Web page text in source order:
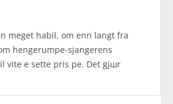
meget habil, om enn langt fra
hengerumpe-sjangerens
vite е sette pris pе. Det gjшr